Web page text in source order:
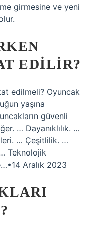
girmesine ve yeni
EDILIR?
edilmeli? Oyuncak
yaşına
güvenli
… Dayanıklılık. …
… Çeşitlilik. …
Teknolojik
Aralık 2023